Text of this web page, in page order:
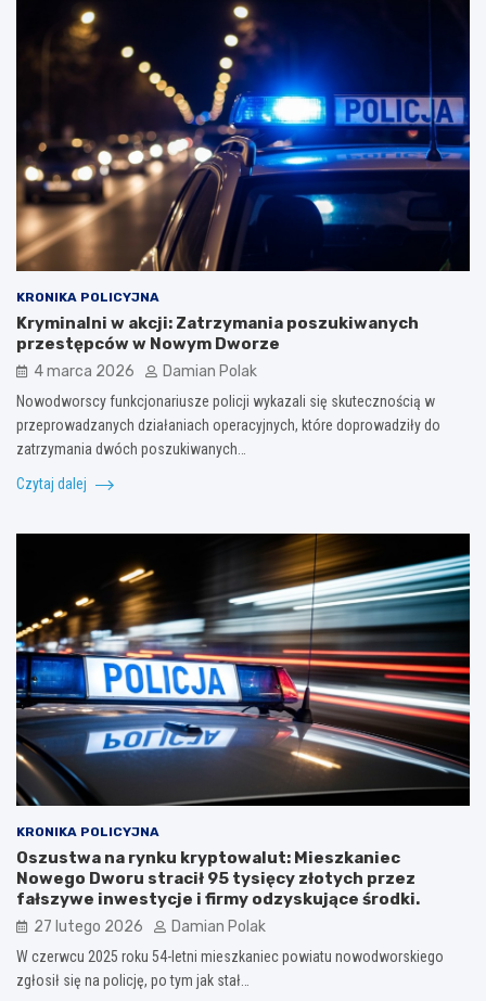
KRONIKA POLICYJNA
Kryminalni w akcji: Zatrzymania poszukiwanych
przestępców w Nowym Dworze
4 marca 2026 Damian Polak
Nowodworscy funkcjonariusze policji wykazali się skutecznością w
przeprowadzanych działaniach operacyjnych, które doprowadziły do
zatrzymania dwóch poszukiwanych…
Czytaj dalej
KRONIKA POLICYJNA
Oszustwa na rynku kryptowalut: Mieszkaniec
Nowego Dworu stracił 95 tysięcy złotych przez
fałszywe inwestycje i firmy odzyskujące środki.
27 lutego 2026 Damian Polak
W czerwcu 2025 roku 54-letni mieszkaniec powiatu nowodworskiego
zgłosił się na policję, po tym jak stał…